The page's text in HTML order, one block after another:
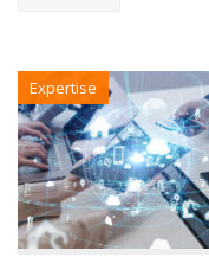
Expertise